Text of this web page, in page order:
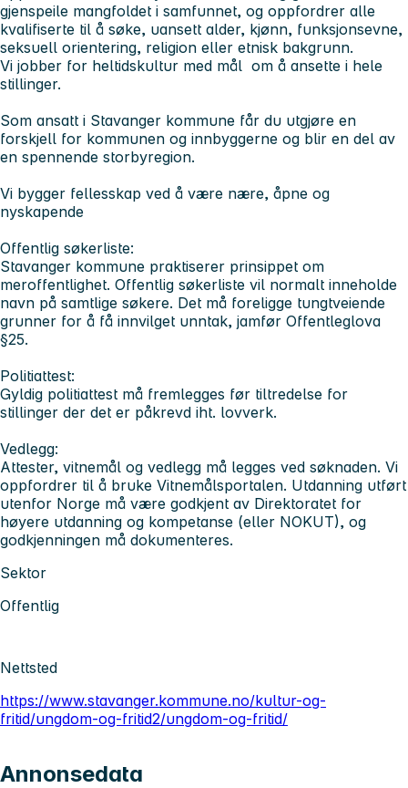
gjenspeile mangfoldet i samfunnet, og oppfordrer alle
kvalifiserte til å søke, uansett alder, kjønn, funksjonsevne,
seksuell orientering, religion eller etnisk bakgrunn.
Vi jobber for heltidskultur med mål om å ansette i hele
stillinger.
Som ansatt i Stavanger kommune får du utgjøre en
forskjell for kommunen og innbyggerne og blir en del av
en spennende storbyregion.
Vi bygger fellesskap ved å være nære, åpne og
nyskapende
Offentlig søkerliste:
Stavanger kommune praktiserer prinsippet om
meroffentlighet. Offentlig søkerliste vil normalt inneholde
navn på samtlige søkere. Det må foreligge tungtveiende
grunner for å få innvilget unntak, jamfør Offentleglova
§25.
Politiattest:
Gyldig politiattest må fremlegges før tiltredelse for
stillinger der det er påkrevd iht. lovverk.
Vedlegg:
Attester, vitnemål og vedlegg må legges ved søknaden. Vi
oppfordrer til å bruke Vitnemålsportalen. Utdanning utført
utenfor Norge må være godkjent av Direktoratet for
høyere utdanning og kompetanse (eller NOKUT), og
godkjenningen må dokumenteres.
Sektor
Offentlig
Nettsted
https://www.stavanger.kommune.no/kultur-og-
fritid/ungdom-og-fritid2/ungdom-og-fritid/
Annonsedata